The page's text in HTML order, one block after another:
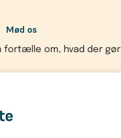
Mød os
fortælle om, hvad der